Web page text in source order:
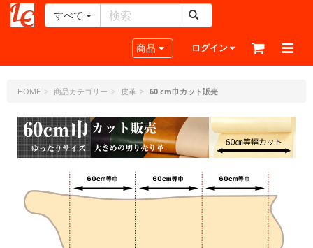
ー
ラ
ト・
ド
ッ
すべて
Toggle navigation
商品 ログイン
HOME 商品カテゴリー 皮革 60 cm巾カット販売